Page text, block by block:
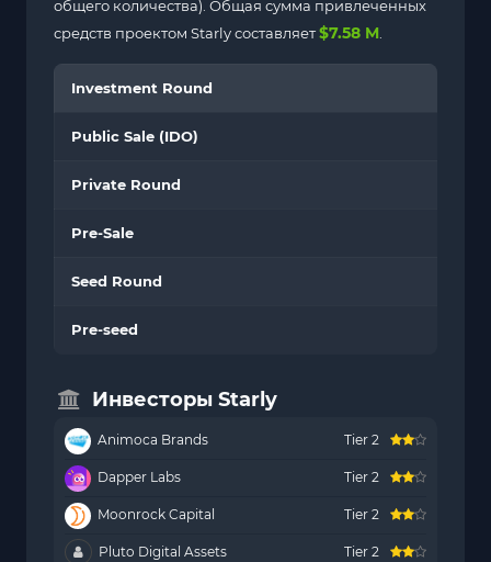
общего количества). Общая сумма привлеченных
средств проектом Starly составляет$7.58 M.
Investment Round
Public Sale (IDO)
Private Round
Pre-Sale
Seed Round
Pre-seed
Инвесторы Starly
Animoca Brands Tier 2
Dapper Labs Tier 2
Moonrock Capital Tier 2
Pluto Digital Assets Tier 2